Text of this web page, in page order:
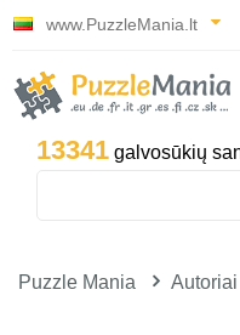
www.PuzzleMania.lt
13341 galvosūkių
Puzzle Mania Autoriai